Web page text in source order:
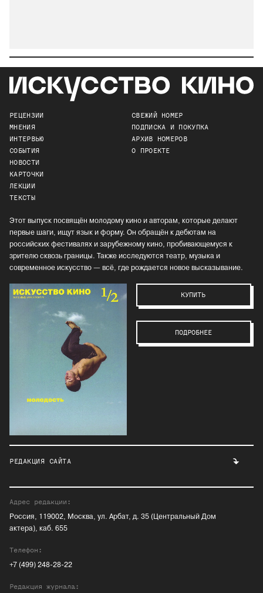
РЕЦЕНЗИИ
МНЕНИЯ
ИНТЕРВЬЮ
СОБЫТИЯ
НОВОСТИ
КАРТОЧКИ
ЛЕКЦИИ
ТЕКСТЫ
СВЕЖИЙ НОМЕР
ПОДПИСКА И ПОКУПКА
АРХИВ НОМЕРОВ
О ПРОЕКТЕ
Этот выпуск посвящён молодому кино и авторам, которые делают
первые шаги, ищут язык и форму. Он обращён к дебютам на
российских фестивалях и зарубежному кино, пробивающемуся к
зрителю сквозь границы. Также исследуются театр, музыка и
современное искусство — всё, где рождается новое высказывание.
КУПИТЬ
ПОДРОБНЕЕ
РЕДАКЦИЯ САЙТА
Адрес редакции:
Россия, 119002, Москва, ул. Арбат, д. 35 (Центральный Дом
актера), каб. 655
Телефон:
+7 (499) 248-28-22
Редакция журнала: